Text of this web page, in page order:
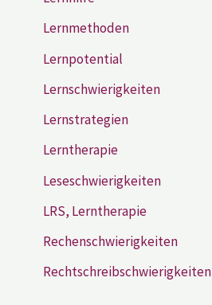
Lernmethoden
Lernpotential
Lernschwierigkeiten
Lernstrategien
Lerntherapie
Leseschwierigkeiten
LRS, Lerntherapie
Rechenschwierigkeiten
Rechtschreibschwierigkeiten